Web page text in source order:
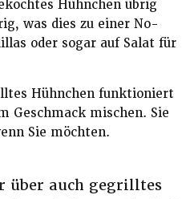
Hühnchen übrig
was dies zu einer No-
oder sogar auf Salat für
Hühnchen funktioniert
Geschmack mischen. Sie
Sie möchten.
über auch gegrilltes